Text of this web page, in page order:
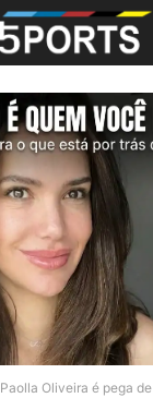
Paolla Oliveira é pega